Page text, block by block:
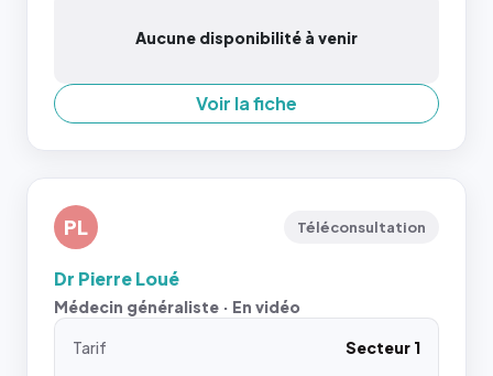
Aucune disponibilité à venir
Voir la fiche
PL Téléconsultation
Dr Pierre Loué
Médecin généraliste · En vidéo
Tarif
Secteur 1